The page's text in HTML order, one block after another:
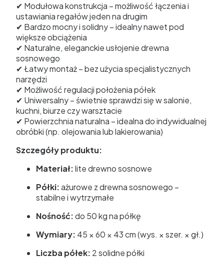
✔ Modułowa konstrukcja – możliwość łączenia i
ustawiania regałów jeden na drugim
✔ Bardzo mocny i solidny – idealny nawet pod
większe obciążenia
✔ Naturalne, eleganckie usłojenie drewna
sosnowego
✔ Łatwy montaż – bez użycia specjalistycznych
narzędzi
✔ Możliwość regulacji położenia półek
✔ Uniwersalny – świetnie sprawdzi się w salonie,
kuchni, biurze czy warsztacie
✔ Powierzchnia naturalna – idealna do indywidualnej
obróbki (np. olejowania lub lakierowania)
Szczegóły produktu:
Materiał:lite drewno sosnowe
Półki:ażurowe z drewna sosnowego –
stabilne i wytrzymałe
Nośność:do 50 kg na półkę
Wymiary: 45 × 60 × 43 cm (wys. × szer. × gł.)
Liczba półek: 2 solidne półki